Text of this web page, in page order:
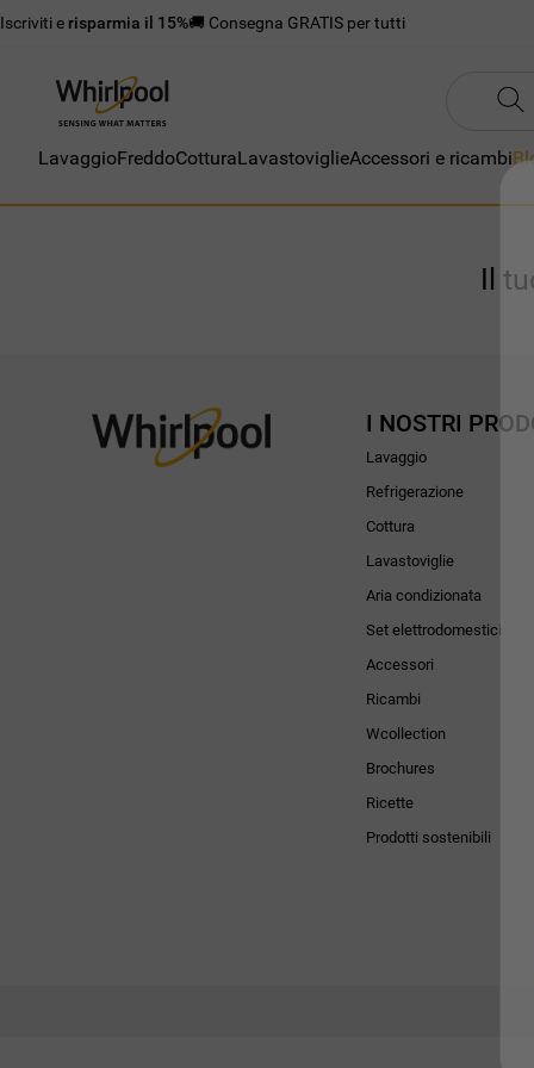
Iscriviti e risparmia il 15%🚚 Consegna GRATIS per tutti
LavaggioFreddoCotturaLavastoviglieAccessori e ricambi
Il
I NOSTRI
Lavaggio
Refrigerazione
Cottura
Lavastoviglie
Aria condizionata
Set elettrodomestici
Accessori
Ricambi
Wcollection
Brochures
Ricette
Prodotti sostenibili